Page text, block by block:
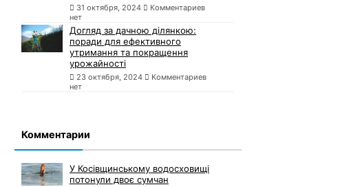
31 октября, 2024
Комментариев
нет
Догляд за дачною ділянкою:
поради для ефективного
утримання та покращення
урожайності
23 октября, 2024
Комментариев
нет
Комментарии
У Косівщинському водосховищі
потонули двоє сумчан